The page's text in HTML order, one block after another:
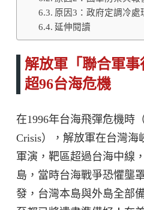
原因3：政府定調冷處
延伸閱讀
解放軍「聯合軍
超96台海危機
在1996年台海飛彈危機時
Crisis），解放軍在台灣海
軍演，靶區超過台海中線
島，當時台海戰爭恐懼壟
發，台灣本島與外島全部